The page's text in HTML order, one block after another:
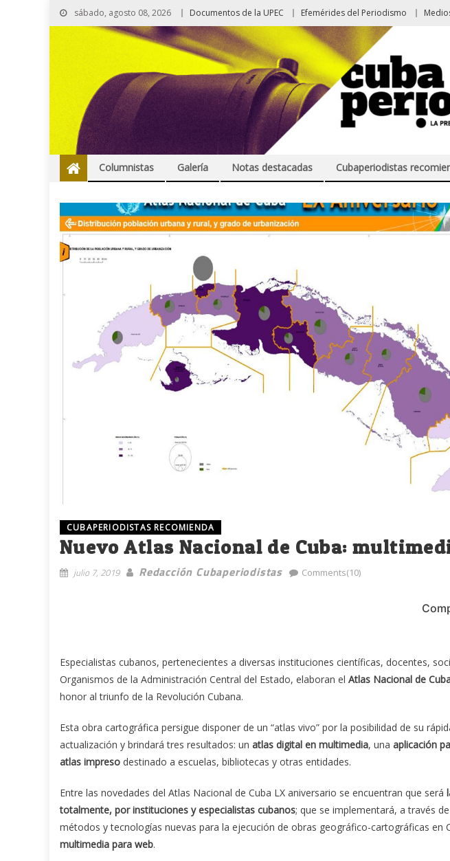
sábado, agosto 08, 2026 Documentos de la UPEC Efemérides del Periodismo
Columnistas Galería Notas destacadas Cubaperiodistas
CUBAPERIODISTAS RECOMIENDA
Nuevo Atlas Nacional de Cuba:
julio 7, 2019 Redacción Cubaperiodistas Comments(10)
Especialistas cubanos, pertenecientes a diversas instituciones científicas, docentes,
Organismos de la Administración Central del Estado, elaboran el Atlas Nacional de
honor al triunfo de la Revolución Cubana.
Esta obra cartográfica persigue disponer de un “atlas vivo” por la posibilidad de su
actualización y brindará tres resultados: un atlas digital en multimedia, una aplicación
atlas impreso destinado a escuelas, bibliotecas y otras entidades.
Entre las novedades del Atlas Nacional de Cuba LX aniversario se encuentran que será
totalmente, por instituciones y especialistas cubanos; que se implementará, a través
métodos y tecnologías nuevas para la ejecución de obras geográfico-cartográficas en
multimedia para web.